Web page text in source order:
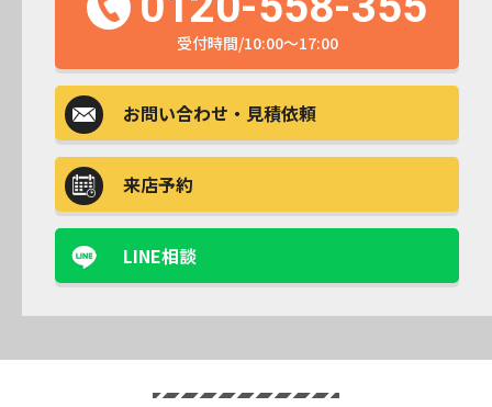
受付時間/10:00～17:00
お問い合わせ ・見積依頼
来店予約
LINE相談